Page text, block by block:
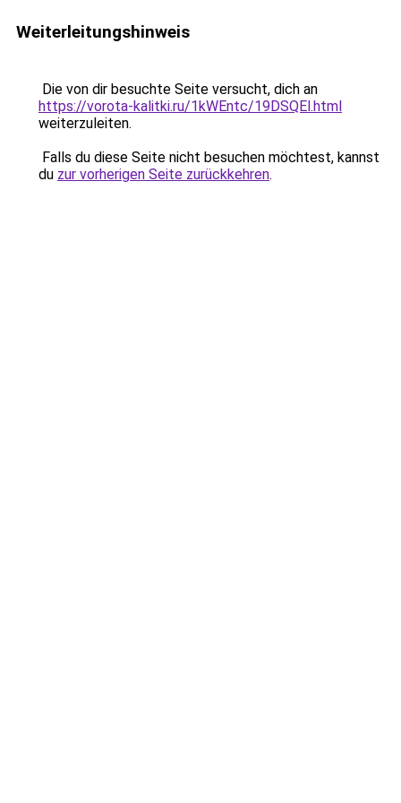
Weiterleitungshinweis
Die von dir besuchte Seite versucht, dich an
https://vorota-kalitki.ru/1kWEntc/19DSQEl.html
weiterzuleiten.
Falls du diese Seite nicht besuchen möchtest, kannst
du zur vorherigen Seite zurückkehren.